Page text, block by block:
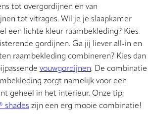
tot overgordijnen en van
tot vitrages. Wil je je slaapkamer
een lichte kleur raambekleding? Kies
gordijnen. Ga jij liever all-in en
raambekleding combineren? Kies dan
vouwgordijnen. De combinatie
zorgt namelijk voor een
geheel in het interieur. Onze tip:
shades zijn een erg mooie combinatie!